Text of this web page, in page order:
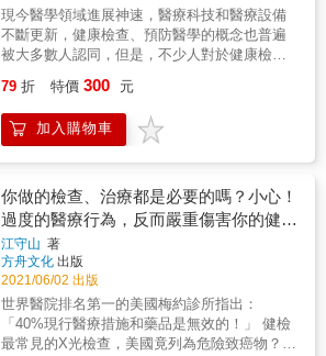
疾病。有助於讀者了解眼睛健康和各種可能影
響視力的疾病。 【口腔疾病檢查】 這一章談到
口腔健康的重要及常見的疾病，如齲齒、楔形
缺失、牙周疾病和口腔黏膜疾病等。這些資訊
知識有所幫助。 整體來說，本書提供一個全面
的檢查領域的指南，幫助讀者了解各種醫療健
康檢查的項目及步驟、注意事項，並引申主要
疾病的介紹以及如何管理自身健康，對保持身
體健康和預防各種疾病非常有幫助。無論你是
正在接受健康檢查，還是只是想更深入地了解
自己的健康狀況的讀者，都能從本書中有所收
穫。 本書特色 本書是涵蓋多個醫療專科檢查項
目的綜合性指南，旨在幫助讀者更深入地了解
內科、外科、婦科、耳鼻咽喉科、眼科和口腔
專科檢查項目，以及相關主要疾病的介紹。內
容十分詳盡，更列出了常見食物所含數值的量
音波檢查，包括肝膽脾胰腎、乳腺、甲狀腺、
前列腺、頸腦動脈、心臟等。每個部分都包括
正常結構的描述，以及不同疾病的超音波表
現。讀者可以學習如何進行超音波檢查的前期
圖像。 【心電圖檢查】 這一章節深入探討了心
電圖檢查，包括竇性心律、室上性心律不整、
室上性心搏過速、心室心律不整、心室內傳導
型，並解釋了它們對心臟健康的影響。此外，
該章節還包括對ST段、T波、Q波的解釋，以及
心臟起搏的相關資訊。 總而言之，這本書提供
了關於健康體檢和醫學檢查的全面指南，幫助
讀者更好地理解和管理他們的健康。無論是普
通讀者還是醫學專業人士，都可以從這本書中
獲得有價值的資訊，以便更好地護理自己的健
康，或為病人提供更好的醫療服務。該書的詳
現今醫學領域進展神速，醫療科技和醫療設備
不斷更新，健康檢查、預防醫學的概念也普遍
被大多數人認同，但是，不少人對於健康檢
或盲點。
79 折 特價 300 元
加入購物車
你做的檢查、治療都是必要的嗎？小心！
過度的醫療行為，反而嚴重傷害你的健
康！(黃金暢銷版)
江守山 著
方舟文化 出版
2021/06/02 出版
世界醫院排名第一的美國梅約診所指出：
「40%現行醫療措施和藥品是無效的！」 健檢
最常見的X光檢查，美國竟列為危險致癌物？